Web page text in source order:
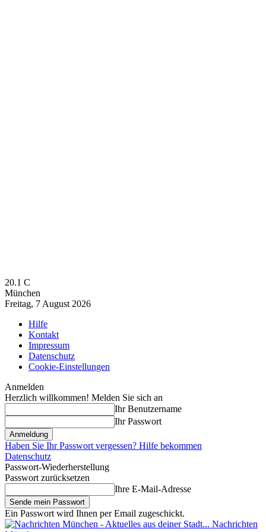
20.1 C
München
Freitag, 7 August 2026
Hilfe
Kontakt
Impressum
Datenschutz
Cookie-Einstellungen
Anmelden
Herzlich willkommen! Melden Sie sich an
Ihr Benutzername
Ihr Passwort
Haben Sie Ihr Passwort vergessen? Hilfe bekommen
Datenschutz
Passwort-Wiederherstellung
Passwort zurücksetzen
Ihre E-Mail-Adresse
Ein Passwort wird Ihnen per Email zugeschickt.
Nachrichten